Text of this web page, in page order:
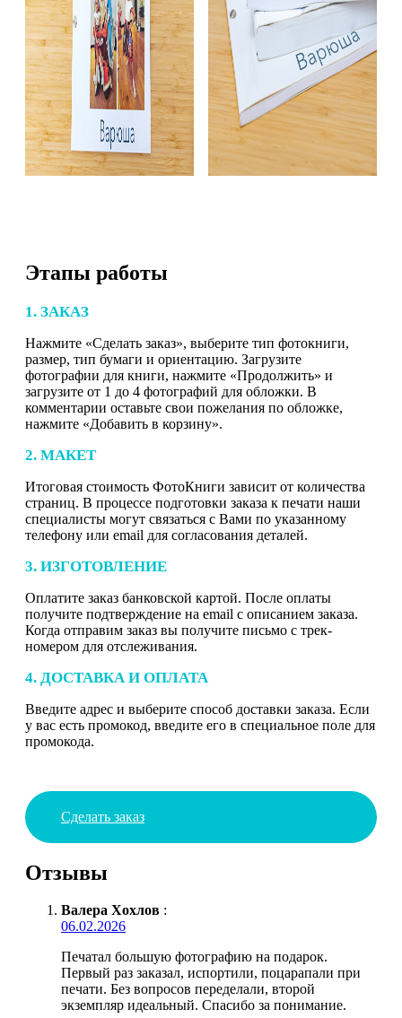
Этапы работы
1. ЗАКАЗ
Нажмите «Сделать заказ», выберите тип фотокниги,
размер, тип бумаги и ориентацию. Загрузите
фотографии для книги, нажмите «Продолжить» и
загрузите от 1 до 4 фотографий для обложки. В
комментарии оставьте свои пожелания по обложке,
нажмите «Добавить в корзину».
2. МАКЕТ
Итоговая стоимость ФотоКниги зависит от количества
страниц. В процессе подготовки заказа к печати наши
специалисты могут связаться с Вами по указанному
телефону или email для согласования деталей.
3. ИЗГОТОВЛЕНИЕ
Оплатите заказ банковской картой. После оплаты
получите подтверждение на email с описанием заказа.
Когда отправим заказ вы получите письмо с трек-
номером для отслеживания.
4. ДОСТАВКА И ОПЛАТА
Введите адрес и выберите способ доставки заказа. Если
у вас есть промокод, введите его в специальное поле для
промокода.
Сделать заказ
Отзывы
Валера Хохлов :
06.02.2026
Печатал большую фотографию на подарок.
Первый раз заказал, испортили, поцарапали при
печати. Без вопросов переделали, второй
экземпляр идеальный. Спасибо за понимание.